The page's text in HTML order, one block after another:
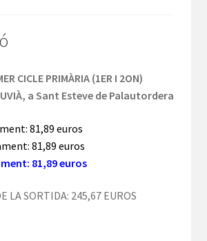
CICLE PRIMÀRIA (1ER I 2ON)
a Sant Esteve de Palautordera
81,89 euros
81,89 euros
81,89 euros
LA SORTIDA: 245,67 EUROS